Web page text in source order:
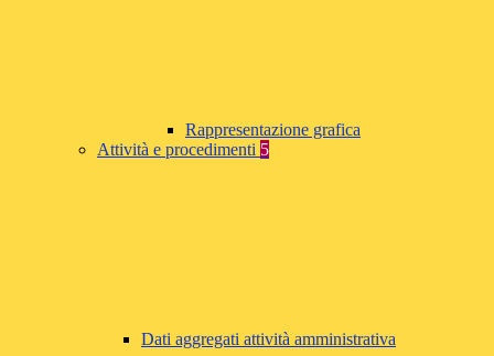
Rappresentazione grafica
Attività e procedimenti 5
Dati aggregati attività amministrativa